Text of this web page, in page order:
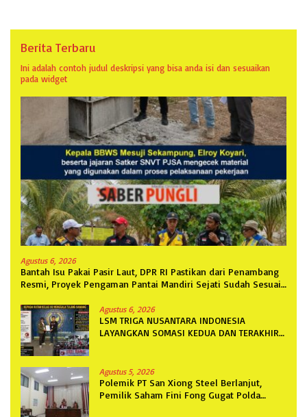
Berita Terbaru
Ini adalah contoh judul deskripsi yang bisa anda isi dan sesuaikan
pada widget
Agustus 6, 2026
Bantah Isu Pakai Pasir Laut, DPR RI Pastikan dari Penambang
Resmi, Proyek Pengaman Pantai Mandiri Sejati Sudah Sesuai
Agustus 6, 2026
LSM TRIGA NUSANTARA INDONESIA
LAYANGKAN SOMASI KEDUA DAN TERAKHIR
Agustus 5, 2026
Polemik PT San Xiong Steel Berlanjut,
Pemilik Saham Fini Fong Gugat Polda